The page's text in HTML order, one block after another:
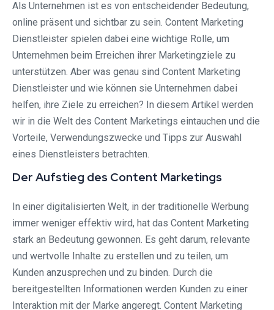
Als Unternehmen ist es von entscheidender Bedeutung,
online präsent und sichtbar zu sein. Content Marketing
Dienstleister spielen dabei eine wichtige Rolle, um
Unternehmen beim Erreichen ihrer Marketingziele zu
unterstützen. Aber was genau sind Content Marketing
Dienstleister und wie können sie Unternehmen dabei
helfen, ihre Ziele zu erreichen? In diesem Artikel werden
wir in die Welt des Content Marketings eintauchen und die
Vorteile, Verwendungszwecke und Tipps zur Auswahl
eines Dienstleisters betrachten.
Der Aufstieg des Content Marketings
In einer digitalisierten Welt, in der traditionelle Werbung
immer weniger effektiv wird, hat das Content Marketing
stark an Bedeutung gewonnen. Es geht darum, relevante
und wertvolle Inhalte zu erstellen und zu teilen, um
Kunden anzusprechen und zu binden. Durch die
bereitgestellten Informationen werden Kunden zu einer
Interaktion mit der Marke angeregt. Content Marketing